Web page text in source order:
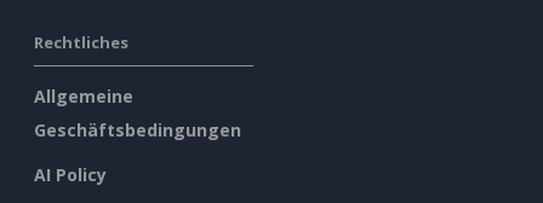
Rechtliches
Allgemeine
Geschäftsbedingungen
AI Policy